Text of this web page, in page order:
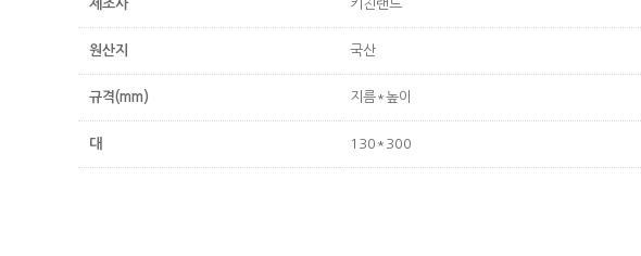
제조사 키친랜드
원산지 국산
규격(mm) 지름*높이
대 130*300